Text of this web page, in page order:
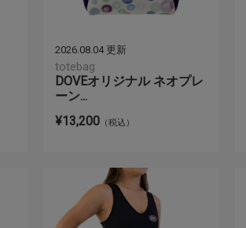
2026.08.04 更新
totebag
DOVEオリジナル ネオプレ
ーン...
¥13,200（税込）